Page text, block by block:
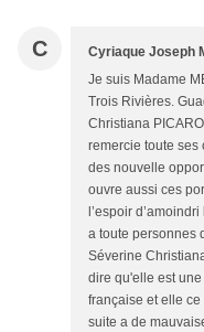
C Cyriaque Joseph
Je suis Madame
Trois Rivières.
Christiana
remercie toute ses
des nouvelle
ouvre aussi ces
l’espoir
a toute personnes
Séverine
dire qu'elle est
française et elle
suite a de